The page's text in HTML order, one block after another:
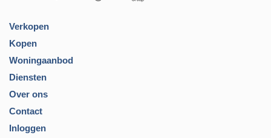
Verkopen
Kopen
Woningaanbod
Diensten
Over ons
Contact
Inloggen